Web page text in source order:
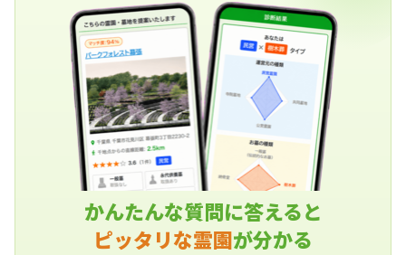
かんたんな質問に答えると
ピッタリな霊園が分かる